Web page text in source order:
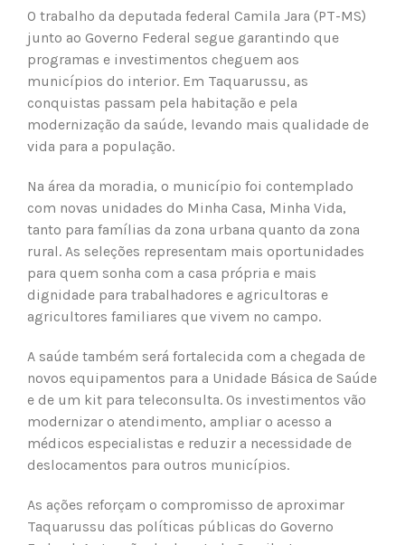
O trabalho da deputada federal Camila Jara (PT-MS)
junto ao Governo Federal segue garantindo que
programas e investimentos cheguem aos
municípios do interior. Em Taquarussu, as
conquistas passam pela habitação e pela
modernização da saúde, levando mais qualidade de
vida para a população.
Na área da moradia, o município foi contemplado
com novas unidades do Minha Casa, Minha Vida,
tanto para famílias da zona urbana quanto da zona
rural. As seleções representam mais oportunidades
para quem sonha com a casa própria e mais
dignidade para trabalhadores e agricultoras e
agricultores familiares que vivem no campo.
A saúde também será fortalecida com a chegada de
novos equipamentos para a Unidade Básica de Saúde
e de um kit para teleconsulta. Os investimentos vão
modernizar o atendimento, ampliar o acesso a
médicos especialistas e reduzir a necessidade de
deslocamentos para outros municípios.
As ações reforçam o compromisso de aproximar
Taquarussu das políticas públicas do Governo